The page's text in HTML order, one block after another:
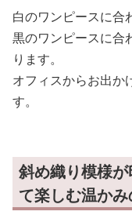
白のワンピースに合
黒のワンピースに合
ります。
オフィスからお出か
す。
斜め織り模様
て楽しむ温か